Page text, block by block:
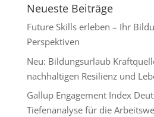
Neueste Beiträge
Future Skills erleben – Ihr
Perspektiven
Neu: Bildungsurlaub
nachhaltigen Resilienz und
Gallup Engagement Index
Tiefenanalyse für die